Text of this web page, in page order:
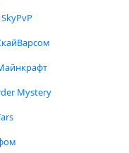
Mystery